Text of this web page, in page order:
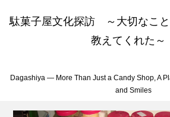
駄菓子屋文化探訪 ～大切なこ
教えてくれた～
Dagashiya — More Than Just a Candy Shop, A
and Smiles